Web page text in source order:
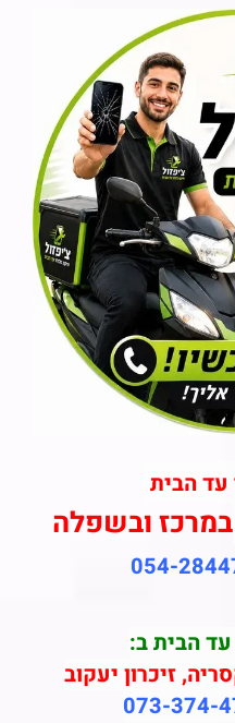
עד הבית
במרכז ובשפלה
054-
עד הבית ב:
זיכרון יעקוב
073-374-